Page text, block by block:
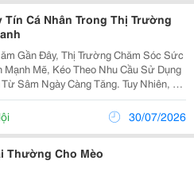
Tín Cá Nhân Trong Thị Trường
Gần Đây, Thị Trường Chăm Sóc Sức
Mạnh Mẽ, Kéo Theo Nhu Cầu Sử Dụng
Sâm Ngày Càng Tăng. Tuy Nhiên, Để
Lĩnh Vực Kinh Doanh Nhân Sâm Hàn
Sản Phẩm Thôi Là Chưa Đủ.30/07/2026
Thường Cho Mèo